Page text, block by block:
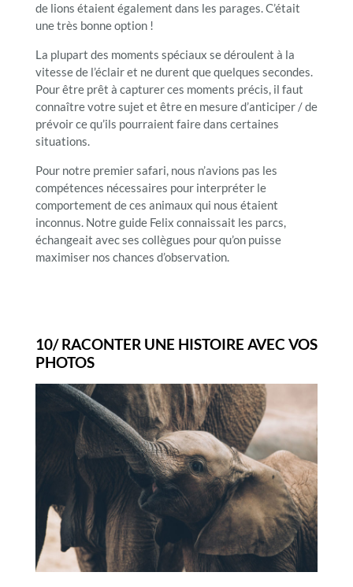
de lions étaient également dans les parages. C’était
une très bonne option !
La plupart des moments spéciaux se déroulent à la
vitesse de l’éclair et ne durent que quelques secondes.
Pour être prêt à capturer ces moments précis, il faut
connaître votre sujet et être en mesure d’anticiper / de
prévoir ce qu’ils pourraient faire dans certaines
situations.
Pour notre premier safari, nous n’avions pas les
compétences nécessaires pour interpréter le
comportement de ces animaux qui nous étaient
inconnus. Notre guide Felix connaissait les parcs,
échangeait avec ses collègues pour qu’on puisse
maximiser nos chances d’observation.
10/ RACONTER UNE HISTOIRE AVEC VOS
PHOTOS